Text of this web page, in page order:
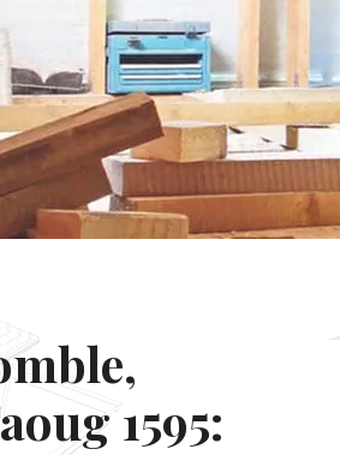
1595: